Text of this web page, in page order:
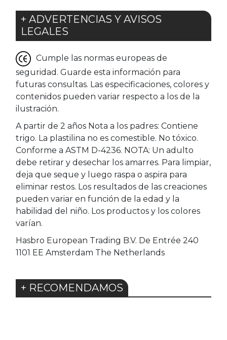
+ ADVERTENCIAS Y AVISOS
LEGALES
Cumple las normas europeas de
seguridad. Guarde esta información para
futuras consultas. Las especificaciones, colores y
contenidos pueden variar respecto a los de la
ilustración.
A partir de 2 años Nota a los padres: Contiene
trigo. La plastilina no es comestible. No tóxico.
Conforme a ASTM D-4236. NOTA: Un adulto
debe retirar y desechar los amarres. Para limpiar,
deja que seque y luego raspa o aspira para
eliminar restos. Los resultados de las creaciones
pueden variar en función de la edad y la
habilidad del niño. Los productos y los colores
varían.
Hasbro European Trading B.V. De Entrée 240
1101 EE Amsterdam The Netherlands
+ RECOMENDAMOS